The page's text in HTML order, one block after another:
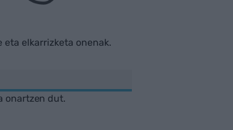
elkarrizketa onenak.
onartzen dut.